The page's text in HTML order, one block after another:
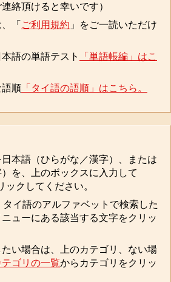
連絡頂けると幸いです）
「 ご利用規約 」をご一読いただけ
語の単語テスト
「単語帳編」はこ
語順 「タイ語の語順」はこちら。
本語（ひらがな／漢字）、または
を、上のボックスに入力して
ックしてください。
タイ語のアルファベットで検索した
ューにある該当する文字をクリッ
い場合は、上のカテゴリ、ない場
テゴリの一覧からカテゴリをクリッ